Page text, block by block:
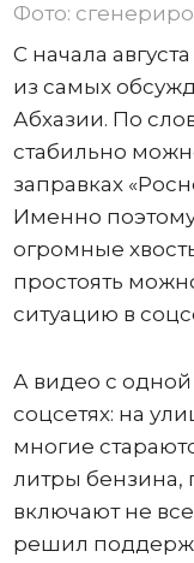
Фото:
С начала
из самых
Абхазии. По
стабильно
заправках
Именно
огромные
простоять
ситуацию в
А видео с
соцсетях: на
многие
литры бензина,
включают не
решил